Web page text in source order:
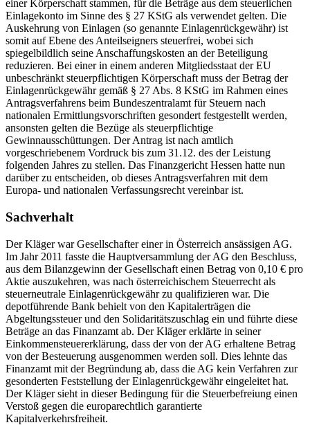
einer Körperschaft stammen, für die Beträge aus dem steuerlichen
Einlagekonto im Sinne des § 27 KStG als verwendet gelten. Die
Auskehrung von Einlagen (so genannte Einlagenrückgewähr) ist
somit auf Ebene des Anteilseigners steuerfrei, wobei sich
spiegelbildlich seine Anschaffungskosten an der Beteiligung
reduzieren. Bei einer in einem anderen Mitgliedsstaat der EU
unbeschränkt steuerpflichtigen Körperschaft muss der Betrag der
Einlagenrückgewähr gemäß § 27 Abs. 8 KStG im Rahmen eines
Antragsverfahrens beim Bundeszentralamt für Steuern nach
nationalen Ermittlungsvorschriften gesondert festgestellt werden,
ansonsten gelten die Bezüge als steuerpflichtige
Gewinnausschüttungen. Der Antrag ist nach amtlich
vorgeschriebenem Vordruck bis zum 31.12. des der Leistung
folgenden Jahres zu stellen. Das Finanzgericht Hessen hatte nun
darüber zu entscheiden, ob dieses Antragsverfahren mit dem
Europa- und nationalen Verfassungsrecht vereinbar ist.
Sachverhalt
Der Kläger war Gesellschafter einer in Österreich ansässigen AG.
Im Jahr 2011 fasste die Hauptversammlung der AG den Beschluss,
aus dem Bilanzgewinn der Gesellschaft einen Betrag von 0,10 € pro
Aktie auszukehren, was nach österreichischem Steuerrecht als
steuerneutrale Einlagenrückgewähr zu qualifizieren war. Die
depotführende Bank behielt von den Kapitalerträgen die
Abgeltungssteuer und den Solidaritätszuschlag ein und führte diese
Beträge an das Finanzamt ab. Der Kläger erklärte in seiner
Einkommensteuererklärung, dass der von der AG erhaltene Betrag
von der Besteuerung ausgenommen werden soll. Dies lehnte das
Finanzamt mit der Begründung ab, dass die AG kein Verfahren zur
gesonderten Feststellung der Einlagenrückgewähr eingeleitet hat.
Der Kläger sieht in dieser Bedingung für die Steuerbefreiung einen
Verstoß gegen die europarechtlich garantierte
Kapitalverkehrsfreiheit.